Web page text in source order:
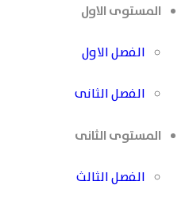
المستوى الاول
الفصل الاول
الفصل الثانى
المستوى الثانى
الفصل الثالث